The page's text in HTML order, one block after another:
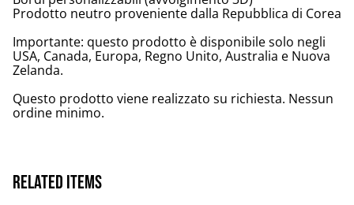
Prodotto neutro proveniente dalla Repubblica di Corea
Importante: questo prodotto è disponibile solo negli
USA, Canada, Europa, Regno Unito, Australia e Nuova
Zelanda.
Questo prodotto viene realizzato su richiesta. Nessun
ordine minimo.
Related items